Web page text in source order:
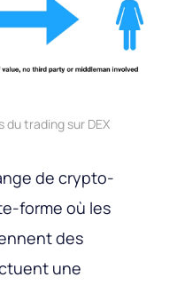
du trading sur DEX
de crypto-
forme où les
des
une